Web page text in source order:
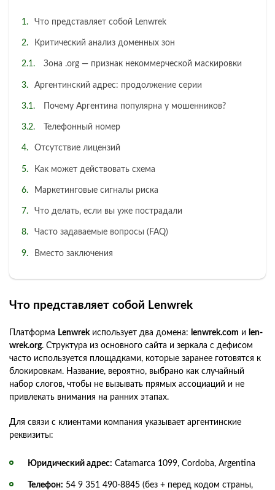
Что представляет собой Lenwrek
Критический анализ доменных зон
Зона .org — признак некоммерческой маскировки
Аргентинский адрес: продолжение серии
Почему Аргентина популярна у мошенников?
Телефонный номер
Отсутствие лицензий
Как может действовать схема
Маркетинговые сигналы риска
Что делать, если вы уже пострадали
Часто задаваемые вопросы (FAQ)
Вместо заключения
Что представляет собой Lenwrek
Платформа Lenwrek использует два домена: lenwrek.com и len-
wrek.org. Структура из основного сайта и зеркала с дефисом
часто используется площадками, которые заранее готовятся к
блокировкам. Название, вероятно, выбрано как случайный
набор слогов, чтобы не вызывать прямых ассоциаций и не
привлекать внимания на ранних этапах.
Для связи с клиентами компания указывает аргентинские
реквизиты:
Юридический адрес: Catamarca 1099, Cordoba, Argentina
Телефон: 54 9 351 490-8845 (без + перед кодом страны,